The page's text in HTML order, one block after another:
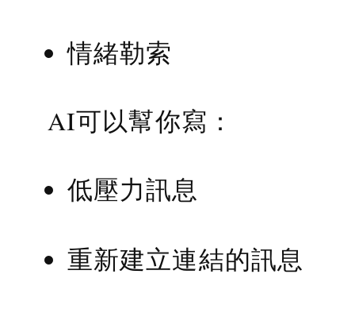
情緒勒索
AI可以幫你寫：
低壓力訊息
重新建立連結的訊息